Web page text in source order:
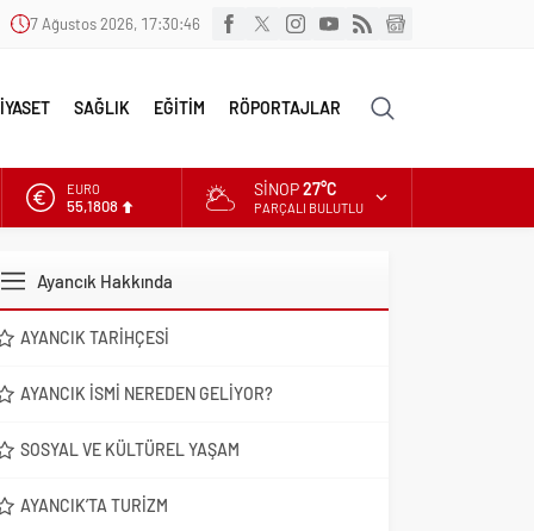
7 Ağustos 2026, 17:30:47
SAĞLIK EĞİTİM RÖPORTAJLAR
EURO
55,1808
DOLAR
SINOP27°C
PARÇALI BULUTLU
Ayancık Hakkında
AYANCIK TARIHÇESI
AYANCIK İSMI NEREDEN GELIYOR?
SOSYAL VE KÜLTÜREL YAŞAM
AYANCIK’TA TURIZM